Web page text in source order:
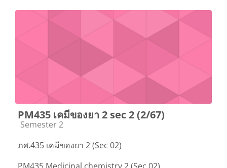
PM435 เคมีของยา 2 sec 2 (2/67)
Course category
Semester 2
ภศ.435 เคมีของยา 2 (Sec 02)